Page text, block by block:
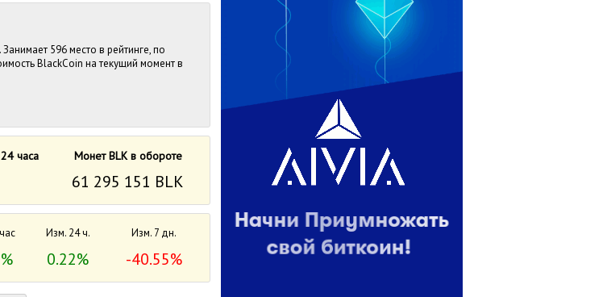
Занимает 596 место в рейтинге, по
BlackCoin на текущий момент в
часа Монет BLK в обороте
61 295 151 BLK
Изм. 24 ч. Изм. 7 дн.
0.22% -40.55%